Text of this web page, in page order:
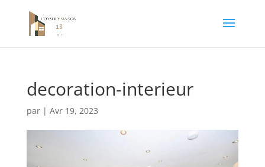
decoration-interieur
par | Avr 19, 2023